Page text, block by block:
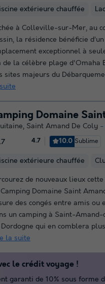
extérieure chauffée Lac
à Colleville-sur-Mer, au
la résidence bénéficie d’un
exceptionnel à
de la célèbre plage d'Omaha
sites majeurs du
Domaine
, Saint Amand De Coly
4.7 10.0 Sublime
extérieure chauffée
de nouveaux lieux cette
Camping Domaine Saint
des congés entre amis ou
un camping à Saint-
qui en comblera
la suite
le crédit voyage !
garanti de 10% sous forme